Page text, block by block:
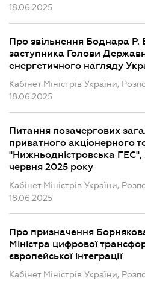
18.06.2025
Про звільнення Боднара
заступника Голови
енергетичного нагляду
Кабінет Міністрів України,
18.06.2025
Питання позачергових
приватного акціонерного
"Нижньодністровська ГЕС",
червня 2025 року
Кабінет Міністрів України,
18.06.2025
Про призначення
Міністра цифрової
європейської інтеграції
Кабінет Міністрів України,